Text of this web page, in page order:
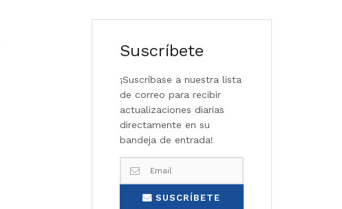
Suscríbete
¡Suscríbase a nuestra lista
de correo para recibir
actualizaciones diarias
directamente en su
bandeja de entrada!
SUSCRÍBETE